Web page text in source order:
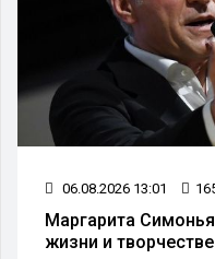
06.08.2026 13:01
Маргарита
жизни и